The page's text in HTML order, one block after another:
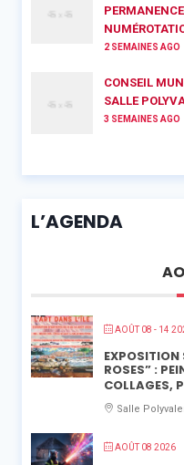
2 SEMAINES AGO
CONSEIL
SALLE
3 SEMAINES AGO
L’AGENDA
AOÛT 08 - 14
EXPOSITION
ROSES” :
COLLAGES,
Salle
AOÛT 08 2026